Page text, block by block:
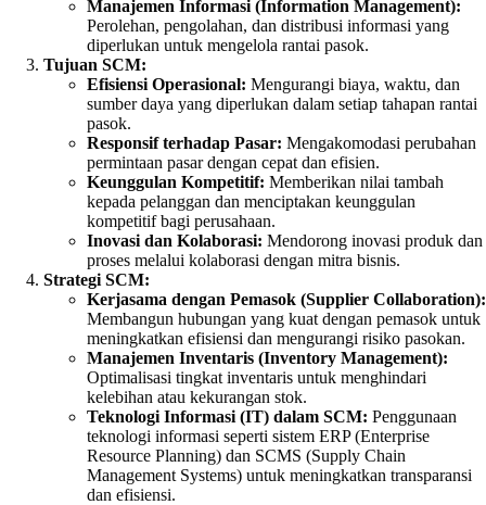
Manajemen Informasi (Information Management):
Perolehan, pengolahan, dan distribusi informasi yang
diperlukan untuk mengelola rantai pasok.
Tujuan SCM:
Efisiensi Operasional: Mengurangi biaya, waktu, dan
sumber daya yang diperlukan dalam setiap tahapan rantai
pasok.
Responsif terhadap Pasar: Mengakomodasi perubahan
permintaan pasar dengan cepat dan efisien.
Keunggulan Kompetitif: Memberikan nilai tambah
kepada pelanggan dan menciptakan keunggulan
kompetitif bagi perusahaan.
Inovasi dan Kolaborasi: Mendorong inovasi produk dan
proses melalui kolaborasi dengan mitra bisnis.
Strategi SCM:
Kerjasama dengan Pemasok (Supplier Collaboration):
Membangun hubungan yang kuat dengan pemasok untuk
meningkatkan efisiensi dan mengurangi risiko pasokan.
Manajemen Inventaris (Inventory Management):
Optimalisasi tingkat inventaris untuk menghindari
kelebihan atau kekurangan stok.
Teknologi Informasi (IT) dalam SCM: Penggunaan
teknologi informasi seperti sistem ERP (Enterprise
Resource Planning) dan SCMS (Supply Chain
Management Systems) untuk meningkatkan transparansi
dan efisiensi.